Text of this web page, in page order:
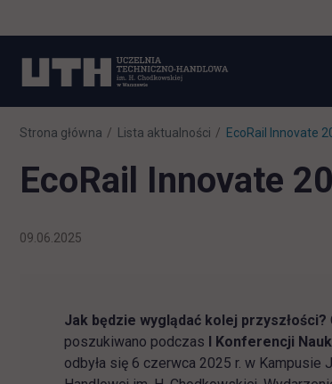
Strona główna Lista aktualności EcoRail Innovate
EcoRail Innovate
09.06.2025
Jak będzie wyglądać kolej przyszłości?
poszukiwano podczas I Konferencji
odbyła się 6 czerwca 2025 r. w Kampusie